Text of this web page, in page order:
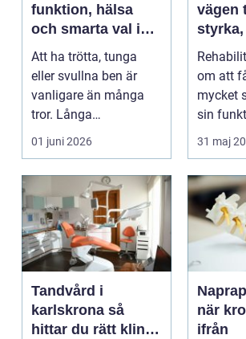
funktion, hälsa
och smarta val i
vardagen
Att ha trötta, tunga
eller svullna ben är
vanligare än många
tror. Långa
arbetsdagar på hårda
golv, ...
01 juni 2026
vägen
styrka,
vardag
om att
mycket
sin
och
31 maj
Tandvård i
karlskrona så
hittar du rätt klinik
när
ifrån